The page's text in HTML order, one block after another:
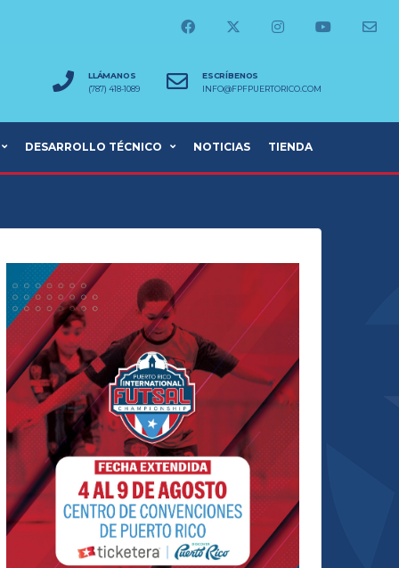
LLÁMANOS
(787) 418-1089
ESCRÍBENOS
INFO@FPFPUERTORICO.COM
DESARROLLO TÉCNICO NOTICIAS TIENDA